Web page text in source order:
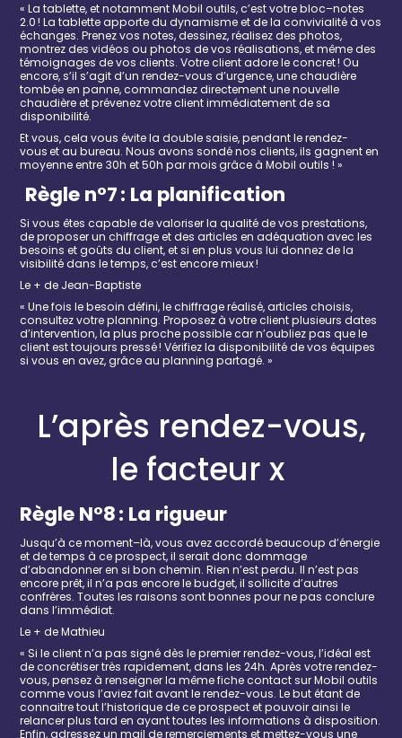
« La tablette, et notamment Mobil outils, c’est votre bloc–notes
2.0 ! La tablette apporte du dynamisme et de la convivialité à vos
échanges. Prenez vos notes, dessinez, réalisez des photos,
montrez des vidéos ou photos de vos réalisations, et même des
témoignages de vos clients. Votre client adore le concret ! Ou
encore, s’il s’agit d’un rendez-vousd’urgence, une chaudière
tombée en panne, commandez directement une nouvelle
chaudière et prévenez votre client immédiatement de sa
disponibilité.
Et vous, cela vous évite la double saisie, pendant le rendez-
vous et au bureau. Nous avons sondé nos clients, ils gagnent en
moyenne entre 30h et 50h par mois grâce à Mobil outils ! »
Règlen°7: La planification
Si vous êtes capable de valoriser la qualité de vos prestations,
de proposer un chiffrage et des articles en adéquation avec les
besoins et goûts du client, et si en plus vous lui donnez de la
visibilité dans le temps, c’est encore mieux !
Le + de Jean-Baptiste
« Une fois le besoin défini, le chiffrage réalisé, articles choisis,
consultez votre planning. Proposez à votre client plusieurs dates
d’intervention, la plus proche possible car n’oubliez pas que le
client est toujours pressé !Vérifiez la disponibilité de vos équipes
si vous en avez,grâce au planning partagé. »
L’après rendez-vous,
le facteur x
RègleN°8: La rigueur
Jusqu’à ce moment–là, vous avez accordé beaucoup d’énergie
et de temps à ce prospect, il serait donc dommage
d’abandonner en si bon chemin. Rien n’est perdu. Il n’est pas
encore prêt, il n’a pas encore le budget, il sollicite d’autres
confrères.Toutes les raisons sont bonnes pour ne pas conclure
dans l’immédiat.
Le + de Mathieu
« Si le client n’a pas signé dès lepremierrendez-vous,l’idéal est
deconcrétiser très rapidement, dans les 24h.Après votre rendez-
vous,pensez à renseigner la même fiche contact sur Mobil outils
comme vous l’aviez fait avant le rendez-vous. Le but étant de
connaitre tout l’historique de ce prospect et pouvoir ainsi le
relancer plus tard en ayant toutes les informations à disposition.
Enfin, adressez un mail de remerciements et mettez-vous une